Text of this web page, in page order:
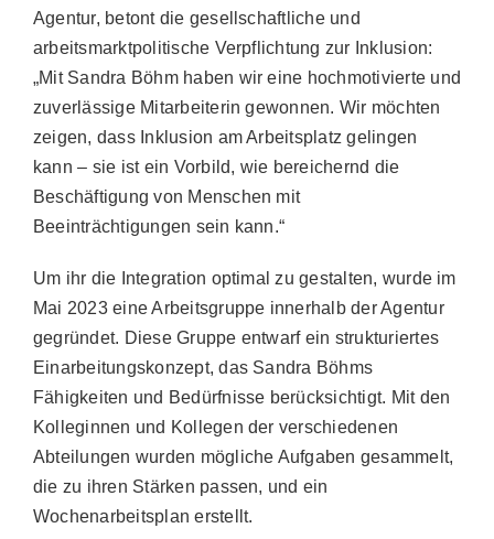
Agentur, betont die gesellschaftliche und
arbeitsmarktpolitische Verpflichtung zur Inklusion:
„Mit Sandra Böhm haben wir eine hochmotivierte und
zuverlässige Mitarbeiterin gewonnen. Wir möchten
zeigen, dass Inklusion am Arbeitsplatz gelingen
kann – sie ist ein Vorbild, wie bereichernd die
Beschäftigung von Menschen mit
Beeinträchtigungen sein kann.“
Um ihr die Integration optimal zu gestalten, wurde im
Mai 2023 eine Arbeitsgruppe innerhalb der Agentur
gegründet. Diese Gruppe entwarf ein strukturiertes
Einarbeitungskonzept, das Sandra Böhms
Fähigkeiten und Bedürfnisse berücksichtigt. Mit den
Kolleginnen und Kollegen der verschiedenen
Abteilungen wurden mögliche Aufgaben gesammelt,
die zu ihren Stärken passen, und ein
Wochenarbeitsplan erstellt.